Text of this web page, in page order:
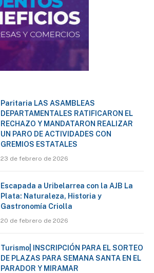
Paritaria LAS ASAMBLEAS
DEPARTAMENTALES RATIFICARON EL
RECHAZO Y MANDATARON REALIZAR
UN PARO DE ACTIVIDADES CON
GREMIOS ESTATALES
23 de febrero de 2026
Escapada a Uribelarrea con la AJB La
Plata: Naturaleza, Historia y
Gastronomía Criolla
20 de febrero de 2026
Turismo| INSCRIPCIÓN PARA EL SORTEO
DE PLAZAS PARA SEMANA SANTA EN EL
PARADOR Y MIRAMAR